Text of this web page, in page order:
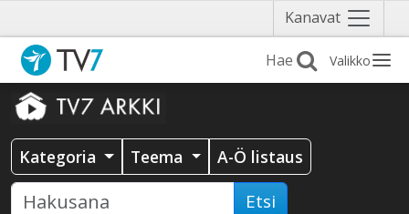
Kanavat Näytä
valikko
Valikko
Kategoria Teema A-Ö listaus
Etsi